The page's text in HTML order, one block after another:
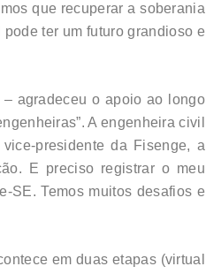
que recuperar a soberania
ter um futuro grandioso e
agradeceu o apoio ao longo
A engenheira civil
presidente da Fisenge, a
E preciso registrar o meu
SE. Temos muitos desafios e
em duas etapas (virtual